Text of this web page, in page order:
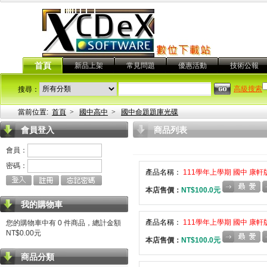
首頁 新品上架 常見問題 優惠活動 技術公報
搜尋： 高級搜索
當前位置: 首頁 > 國中高中 > 國中命題題庫光碟
會員登入
會員：
密碼：
我的購物車
您的購物車中有 0 件商品，總計金額
NT$0.00元
商品分類
商品列表
產品名稱： 111學年上學期 國中 康
本店售價： NT$100.0元
產品名稱： 111學年上學期 國中 康
本店售價： NT$100.0元